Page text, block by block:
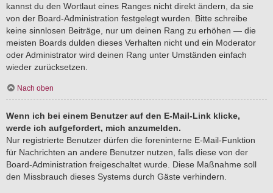
kannst du den Wortlaut eines Ranges nicht direkt ändern, da sie
von der Board-Administration festgelegt wurden. Bitte schreibe
keine sinnlosen Beiträge, nur um deinen Rang zu erhöhen — die
meisten Boards dulden dieses Verhalten nicht und ein Moderator
oder Administrator wird deinen Rang unter Umständen einfach
wieder zurücksetzen.
Nach oben
Wenn ich bei einem Benutzer auf den E-Mail-Link klicke,
werde ich aufgefordert, mich anzumelden.
Nur registrierte Benutzer dürfen die foreninterne E-Mail-Funktion
für Nachrichten an andere Benutzer nutzen, falls diese von der
Board-Administration freigeschaltet wurde. Diese Maßnahme soll
den Missbrauch dieses Systems durch Gäste verhindern.